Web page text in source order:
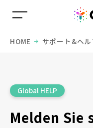
HOME サポート&ヘル
Global HELP
Melden Sie